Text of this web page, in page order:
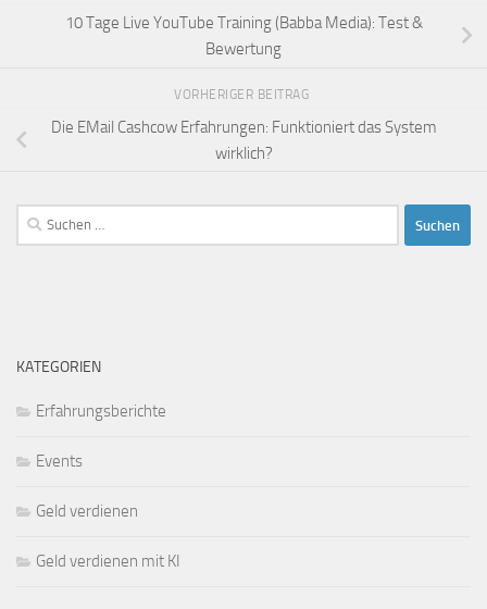
10 Tage Live YouTube Training (Babba Media): Test &
Bewertung
VORHERIGER BEITRAG
Die EMail Cashcow Erfahrungen: Funktioniert das System
wirklich?
Suchen
nach:
KATEGORIEN
Erfahrungsberichte
Events
Geld verdienen
Geld verdienen mit KI